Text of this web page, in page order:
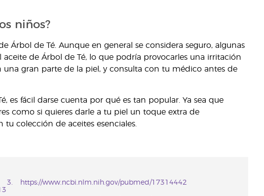
niños?
Árbol de Té. Aunque en general se considera seguro, algunas
de Árbol de Té, lo que podría provocarles una irritación
gran parte de la piel, y consulta con tu médico antes de
es fácil darse cuenta por qué es tan popular. Ya sea que
como si quieres darle a tu piel un toque extra de
colección de aceites esenciales.
https://www.ncbi.nlm.nih.gov/pubmed/17314442